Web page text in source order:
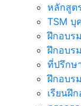
หลักสูต
TSM บุ
ฝึกอบร
ฝึกอบร
ที่ปรึกษ
ฝึกอบร
เรียนฝึ